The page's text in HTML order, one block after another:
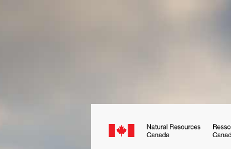
Canada.ca